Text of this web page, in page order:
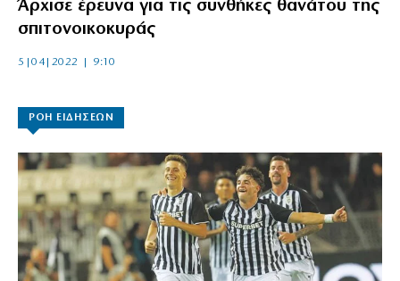
Άρχισε έρευνα για τις συνθήκες θανάτου της
σπιτονοικοκυράς
5|04|2022 | 9:10
ΡΟΗ ΕΙΔΗΣΕΩΝ